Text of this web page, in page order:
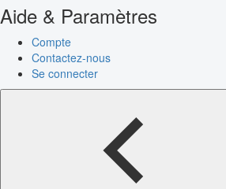
Aide & Paramètres
Compte
Contactez-nous
Se connecter